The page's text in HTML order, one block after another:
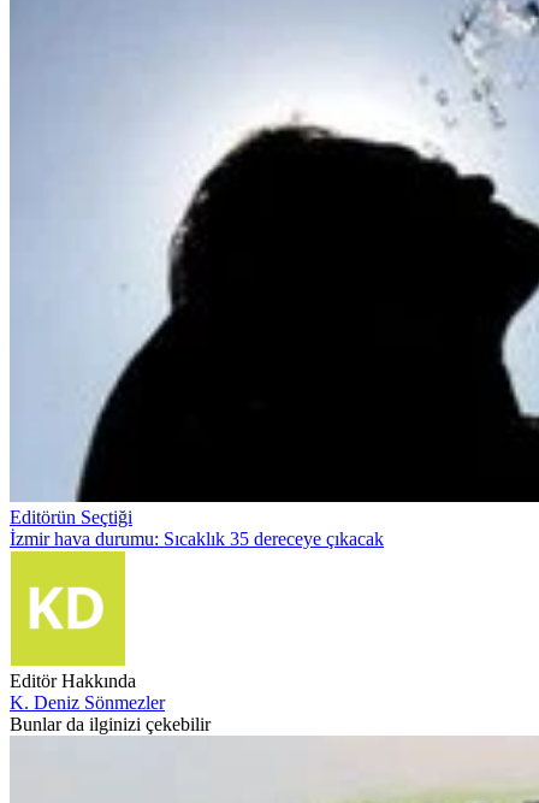
Editörün Seçtiği
İzmir hava durumu: Sıcaklık 35 dereceye çıkacak
Editör Hakkında
K. Deniz Sönmezler
Bunlar da ilginizi çekebilir